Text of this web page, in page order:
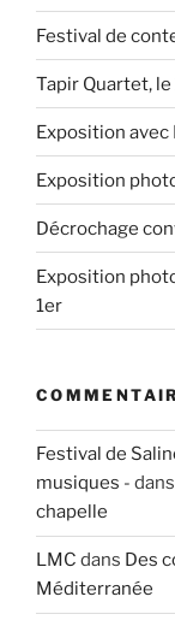
Festival de
Tapir Quartet,
Exposition avec
Exposition
Décrochage
Exposition
1er
Festival de
musiques - dans
chapelle
LMC dans Des
Méditerranée